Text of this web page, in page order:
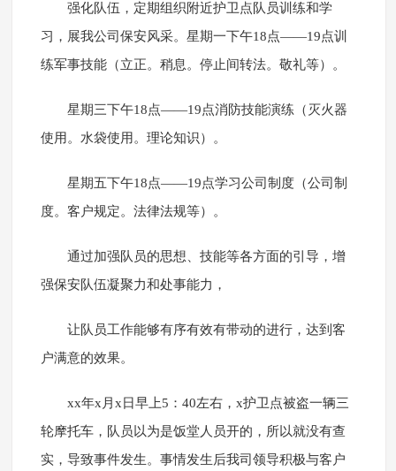
强化队伍，定期组织附近护卫点队员训练和学
习，展我公司保安风采。星期一下午18点——19点训
练军事技能（立正。稍息。停止间转法。敬礼等）。
星期三下午18点——19点消防技能演练（灭火器
使用。水袋使用。理论知识）。
星期五下午18点——19点学习公司制度（公司制
度。客户规定。法律法规等）。
通过加强队员的思想、技能等各方面的引导，增
强保安队伍凝聚力和处事能力，
让队员工作能够有序有效有带动的进行，达到客
户满意的效果。
xx年x月x日早上5：40左右，x护卫点被盗一辆三
轮摩托车，队员以为是饭堂人员开的，所以就没有查
实，导致事件发生。事情发生后我司领导积极与客户